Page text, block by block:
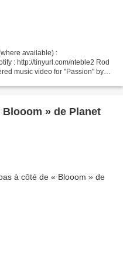
available) :
: http://tinyurl.com/nteble2 Rod
music video for "Passion" by
Blooom » de Planet